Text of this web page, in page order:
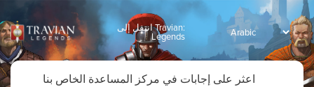
انتقل إلى Travian:
Legends